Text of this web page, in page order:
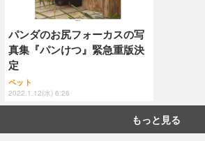
パンダのお尻フォーカスの写
真集『パンけつ』緊急重版決
定
ペット
2022.1.12(水) 6:26
もっと見る